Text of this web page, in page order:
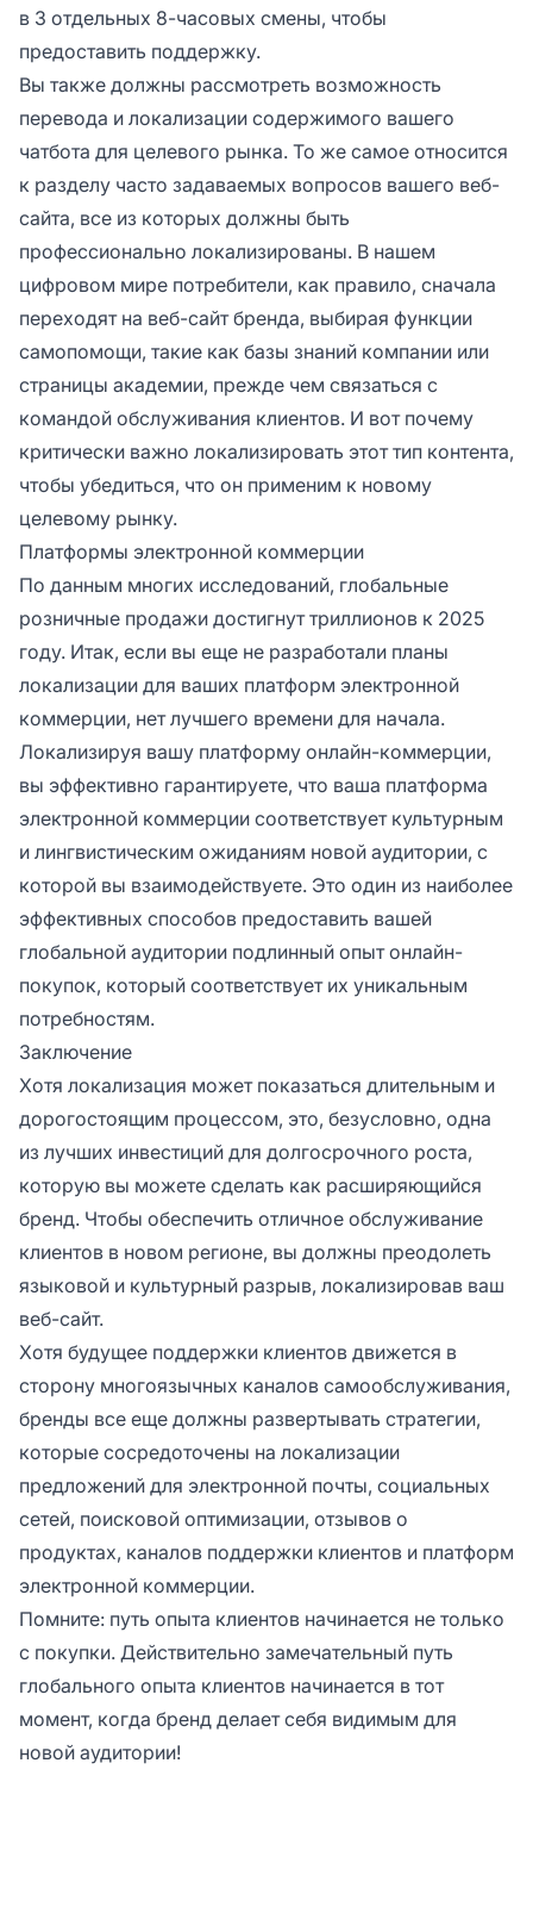
в 3 отдельных 8-часовых смены, чтобы
предоставить поддержку.
Вы также должны рассмотреть возможность
перевода и локализации содержимого вашего
чатбота для целевого рынка. То же самое относится
к разделу часто задаваемых вопросов вашего веб-
сайта, все из которых должны быть
профессионально локализированы. В нашем
цифровом мире потребители, как правило, сначала
переходят на веб-сайт бренда, выбирая функции
самопомощи, такие как базы знаний компании или
страницы академии, прежде чем связаться с
командой обслуживания клиентов. И вот почему
критически важно локализировать этот тип контента,
чтобы убедиться, что он применим к новому
целевому рынку.
Платформы электронной коммерции
По данным многих исследований, глобальные
розничные продажи достигнут триллионов к 2025
году. Итак, если вы еще не разработали планы
локализации для ваших платформ электронной
коммерции, нет лучшего времени для начала.
Локализируя вашу платформу онлайн-коммерции,
вы эффективно гарантируете, что ваша платформа
электронной коммерции соответствует культурным
и лингвистическим ожиданиям новой аудитории, с
которой вы взаимодействуете. Это один из наиболее
эффективных способов предоставить вашей
глобальной аудитории подлинный опыт онлайн-
покупок, который соответствует их уникальным
потребностям.
Заключение
Хотя локализация может показаться длительным и
дорогостоящим процессом, это, безусловно, одна
из лучших инвестиций для долгосрочного роста,
которую вы можете сделать как расширяющийся
бренд. Чтобы обеспечить отличное обслуживание
клиентов в новом регионе, вы должны преодолеть
языковой и культурный разрыв, локализировав ваш
веб-сайт.
Хотя будущее поддержки клиентов движется в
сторону многоязычных каналов самообслуживания,
бренды все еще должны развертывать стратегии,
которые сосредоточены на локализации
предложений для электронной почты, социальных
сетей, поисковой оптимизации, отзывов о
продуктах, каналов поддержки клиентов и платформ
электронной коммерции.
Помните: путь опыта клиентов начинается не только
с покупки. Действительно замечательный путь
глобального опыта клиентов начинается в тот
момент, когда бренд делает себя видимым для
новой аудитории!